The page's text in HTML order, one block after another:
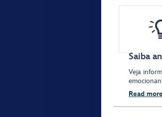
Saiba
Veja
Read more